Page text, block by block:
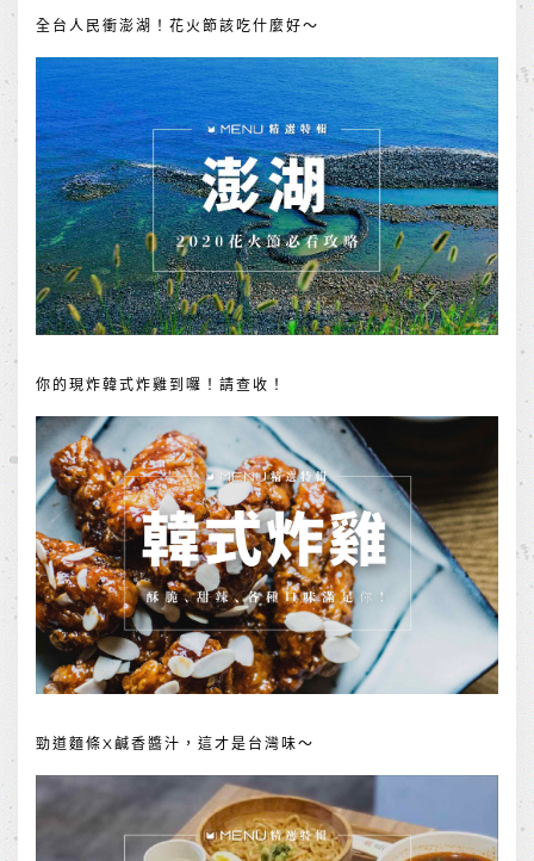
全台人民衝澎湖！花火節該吃什麼好～
你的現炸韓式炸雞到囉！請查收！
勁道麵條X鹹香醬汁，這才是台灣味～